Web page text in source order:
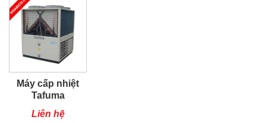
Máy cấp nhiệt
Tafuma
TSQ80RP
Liên hệ